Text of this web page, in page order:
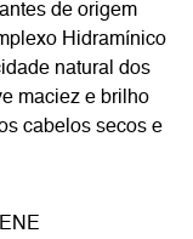
de origem
Hidramínico
natural dos
maciez e brilho
cabelos secos e